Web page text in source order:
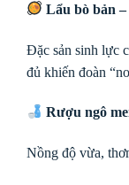
Lẩu bò bản
Đặc sản sinh lực
đủ khiến đoàn
Rượu ngô
Nồng độ vừa,